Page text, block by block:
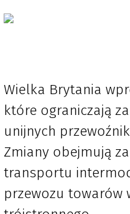
Wielka Brytania
które ograniczają
unijnych
Zmiany obejmują
transportu
przewozu towarów